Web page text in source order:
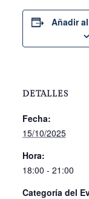
Añadir
DETALLES
Fecha:
15/10/2025
Hora:
18:00 - 21:00
Categoría del